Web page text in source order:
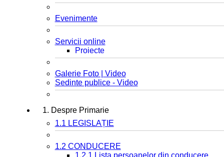
Evenimente
Servicii online
Proiecte
Galerie Foto | Video
Sedinte publice - Video
1. Despre Primarie
1.1 LEGISLAȚIE
1.2 CONDUCERE
1.2.1 Lista persoanelor din conducere